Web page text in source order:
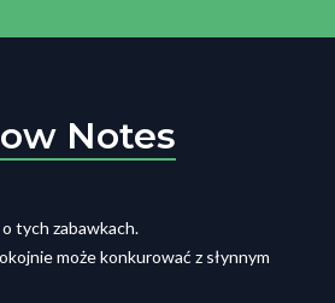
Notes
tych zabawkach.
może konkurować z słynnym